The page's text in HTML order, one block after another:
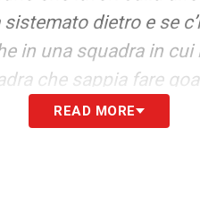
dietro e se
in una squadra in
che sappia fare
del Milan prendo uno
READ MORE